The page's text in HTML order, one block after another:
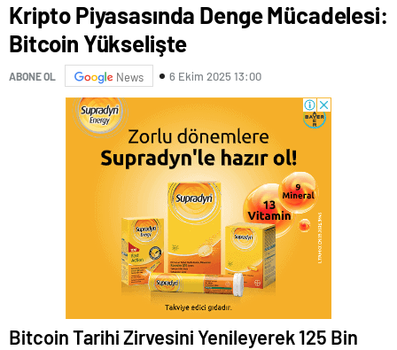
Kripto Piyasasında Denge Mücadelesi:
Bitcoin Yükselişte
ABONE OL News 6 Ekim 2025 13:00
Bitcoin Tarihi Zirvesini Yenileyerek 125 Bin